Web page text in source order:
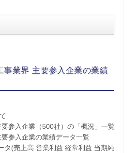
業界 主要参入企業の業績
参入企業（500社）の「概況」一覧
参入企業の業績データ一覧
(売上高 営業利益 経常利益 当期純